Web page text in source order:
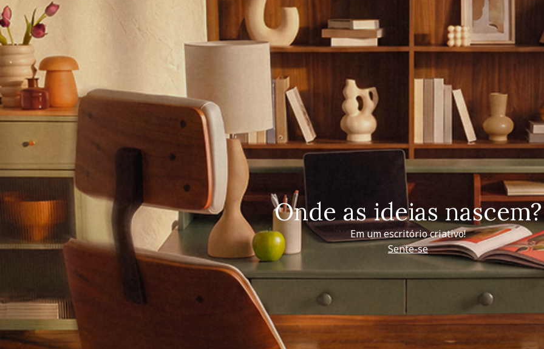
Onde as ideias nascem?
Em um escritório criativo!
Sente-se